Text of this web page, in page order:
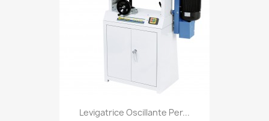
Levigatrice Oscillante Per...